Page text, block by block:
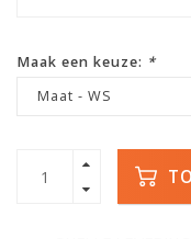
Maak een keuze: *
Maat - WS